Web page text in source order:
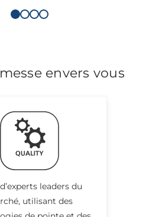
envers vous
leaders du
utilisant des